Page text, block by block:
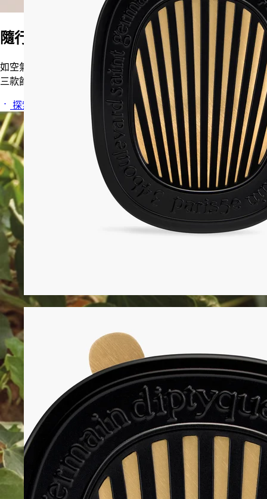
隨行的香氛儀式
如空氣般，輕盈而自由，化為香氛的載體。一系列車用擴香器，
三款飾面，可無限補充。
探索系列